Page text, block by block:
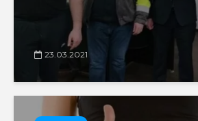
23.03.2021